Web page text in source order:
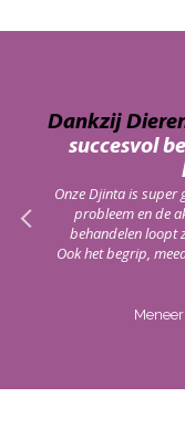
Dankzij
succesvol
Onze Djinta is super
probleem en de
behandelen loopt
Ook het begrip,